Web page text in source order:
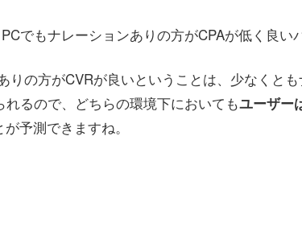
でもナレーションありの方がCPAが低く良い
りの方がCVRが良いということは、少なくと
るので、どちらの環境下においてもユーザー
予測できますね。